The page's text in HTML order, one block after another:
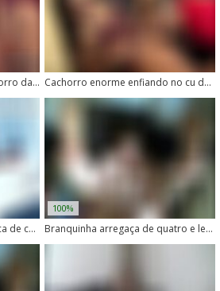
Peituda transando com cachorro da raça husky tarado Cachorro enorme enfiando no cu da dona vagabunda
Rabuda cavalona levando pica de cachorro com força
100%
Branquinha arregaça de quatro e leva rola do cachorro no cu